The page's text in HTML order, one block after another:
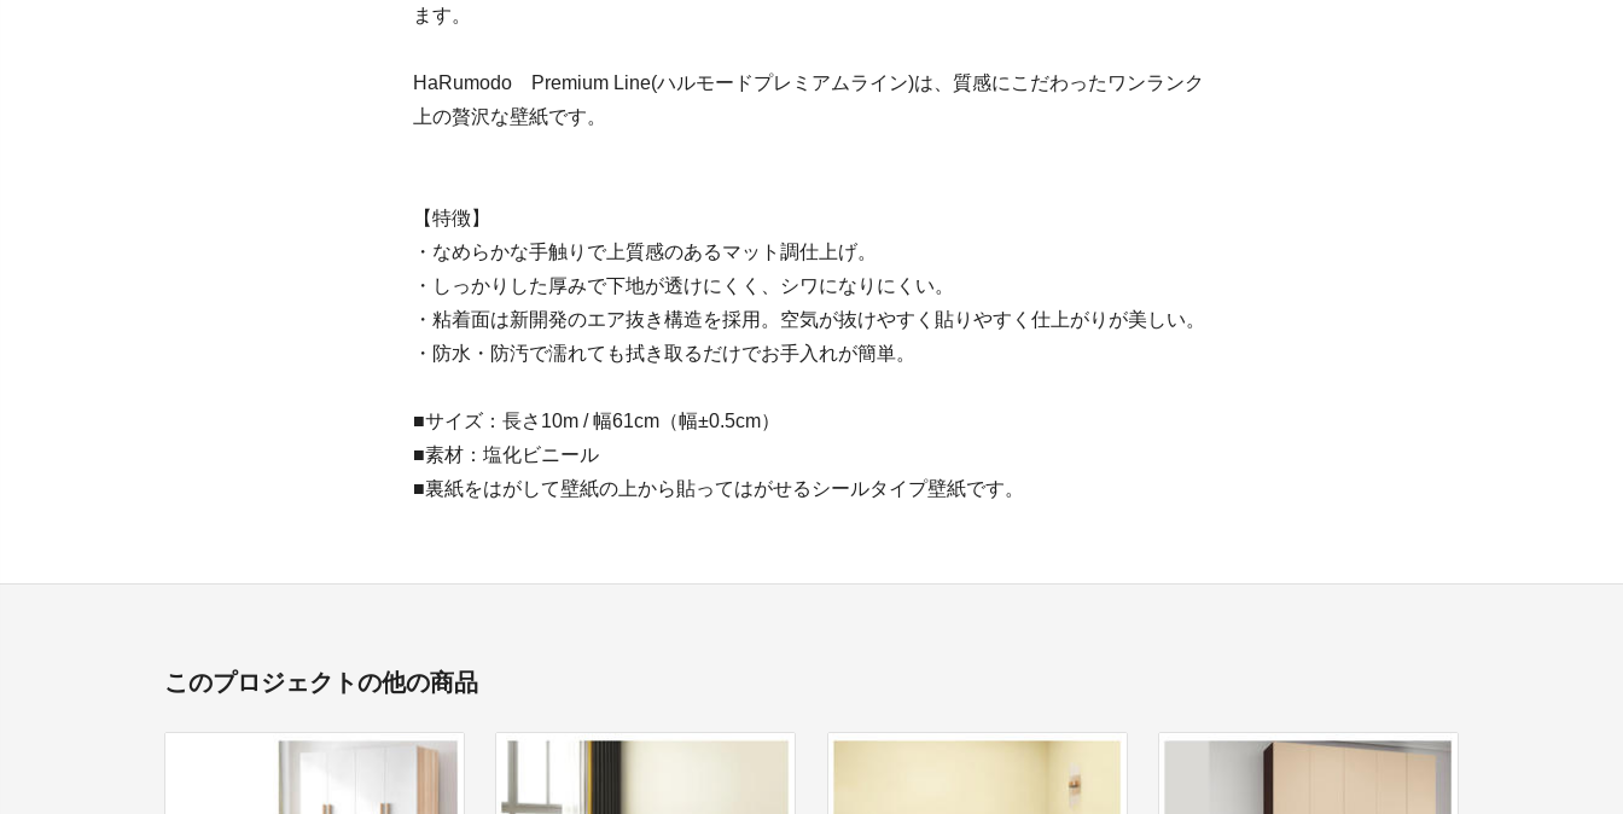
ます。
HaRumodo Premium Line(ハルモードプレミアムライン)は、質感にこだわったワンランク
上の贅沢な壁紙です。
【特徴】
・なめらかな手触りで上質感のあるマット調仕上げ。
・しっかりした厚みで下地が透けにくく、シワになりにくい。
・粘着面は新開発のエア抜き構造を採用。空気が抜けやすく貼りやすく仕上がりが美しい。
・防水・防汚で濡れても拭き取るだけでお手入れが簡単。
■サイズ：長さ10m / 幅61cm（幅±0.5cm）
■素材：塩化ビニール
■裏紙をはがして壁紙の上から貼ってはがせるシールタイプ壁紙です。
このプロジェクトの他の商品